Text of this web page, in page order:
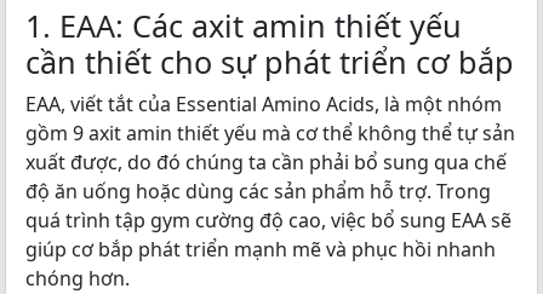
1. EAA: Các axit amin thiết yếu
cần thiết cho sự phát triển cơ bắp
EAA, viết tắt của Essential Amino Acids, là một nhóm
gồm 9 axit amin thiết yếu mà cơ thể không thể tự sản
xuất được, do đó chúng ta cần phải bổ sung qua chế
độ ăn uống hoặc dùng các sản phẩm hỗ trợ. Trong
quá trình tập gym cường độ cao, việc bổ sung EAA sẽ
giúp cơ bắp phát triển mạnh mẽ và phục hồi nhanh
chóng hơn.